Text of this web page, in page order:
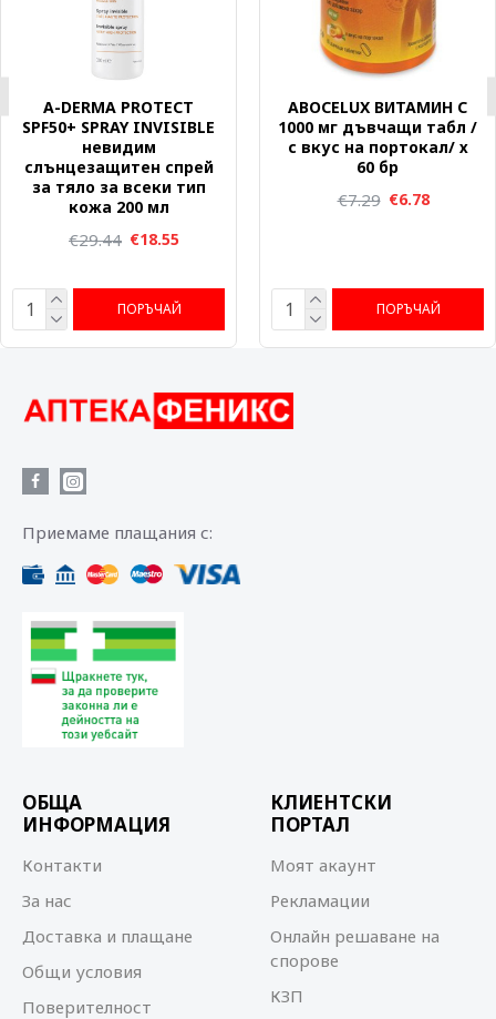
A-DERMA PROTECT
SPF50+ SPRAY INVISIBLE
невидим
слънцезащитен спрей
за тяло за всеки тип
кожа 200 мл
€18.55
€29.44
ПОРЪЧАЙ
ABOCELUX ВИТАМИН C
1000 мг дъвчащи табл /
с вкус на портокал/ х
60 бр
€6.78
€7.29
ПОРЪЧАЙ
Приемаме плащания с:
ОБЩА
ИНФОРМАЦИЯ
Контакти
За нас
Доставка и плащане
Общи условия
Поверителност
КЛИЕНТСКИ
ПОРТАЛ
Моят акаунт
Рекламации
Онлайн решаване на
спорове
КЗП